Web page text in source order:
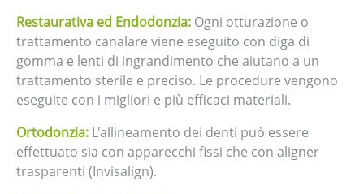
Restaurativa ed Endodonzia: Ogni otturazione o
trattamento canalare viene eseguito con diga di
gomma e lenti di ingrandimento che aiutano a un
trattamento sterile e preciso. Le procedure vengono
eseguite con i migliori e più efficaci materiali.
Ortodonzia: L'allineamento dei denti può essere
effettuato sia con apparecchi fissi che con aligner
trasparenti (Invisalign).